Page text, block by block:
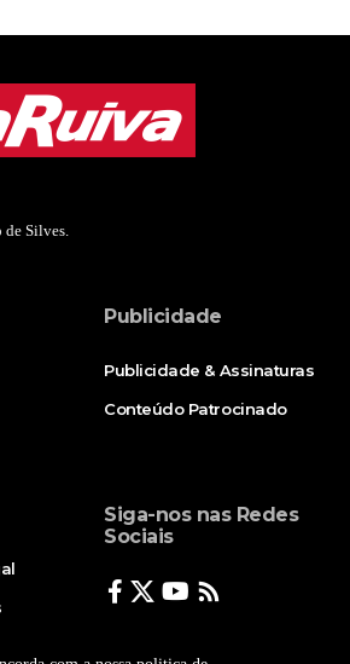
Silves.
Publicidade
Publicidade & Assinaturas
Conteúdo Patrocinado
Siga-nos nas Redes
Sociais